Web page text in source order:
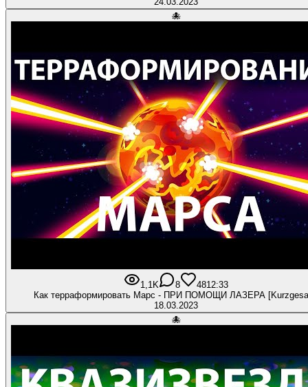
🐙
1,1K 8 4812:33
Как терраформировать Марс - ПРИ ПОМОЩИ ЛАЗЕРА
18.03.2023
🐙